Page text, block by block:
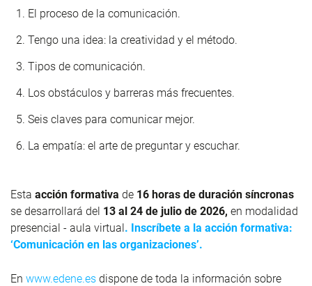
El proceso de la comunicación.
Tengo una idea: la creatividad y el método.
Tipos de comunicación.
Los obstáculos y barreras más frecuentes.
Seis claves para comunicar mejor.
La empatía: el arte de preguntar y escuchar.
Esta acción formativa de 16 horas de duración síncronas
se desarrollará del 13 al 24 de julio de 2026, en modalidad
presencial - aula virtual. Inscríbete a la acción formativa:
‘Comunicación en las organizaciones’.
En www.edene.es dispone de toda la información sobre